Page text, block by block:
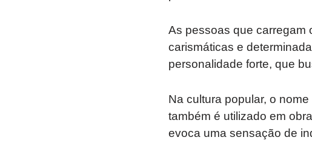
As pessoas que carregam
carismáticas e
personalidade forte, que
Na cultura popular, o
também é utilizado em
evoca uma sensação de